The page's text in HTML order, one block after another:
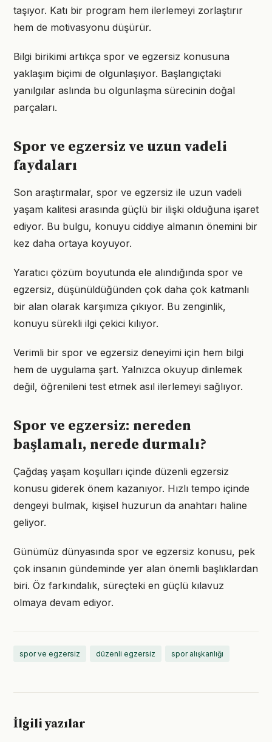
taşıyor. Katı bir program hem ilerlemeyi zorlaştırır
hem de motivasyonu düşürür.
Bilgi birikimi artıkça spor ve egzersiz konusuna
yaklaşım biçimi de olgunlaşıyor. Başlangıçtaki
yanılgılar aslında bu olgunlaşma sürecinin doğal
parçaları.
Spor ve egzersiz ve uzun vadeli
faydaları
Son araştırmalar, spor ve egzersiz ile uzun vadeli
yaşam kalitesi arasında güçlü bir ilişki olduğuna işaret
ediyor. Bu bulgu, konuyu ciddiye almanın önemini bir
kez daha ortaya koyuyor.
Yaratıcı çözüm boyutunda ele alındığında spor ve
egzersiz, düşünüldüğünden çok daha çok katmanlı
bir alan olarak karşımıza çıkıyor. Bu zenginlik,
konuyu sürekli ilgi çekici kılıyor.
Verimli bir spor ve egzersiz deneyimi için hem bilgi
hem de uygulama şart. Yalnızca okuyup dinlemek
değil, öğrenileni test etmek asıl ilerlemeyi sağlıyor.
Spor ve egzersiz: nereden
başlamalı, nerede durmalı?
Çağdaş yaşam koşulları içinde düzenli egzersiz
konusu giderek önem kazanıyor. Hızlı tempo içinde
dengeyi bulmak, kişisel huzurun da anahtarı haline
geliyor.
Günümüz dünyasında spor ve egzersiz konusu, pek
çok insanın gündeminde yer alan önemli başlıklardan
biri. Öz farkındalık, süreçteki en güçlü kılavuz
olmaya devam ediyor.
spor ve egzersiz düzenli egzersiz spor alışkanlığı
İlgili yazılar